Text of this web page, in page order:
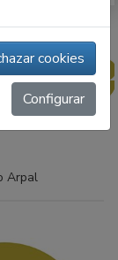
Arpal
cookies
Configurar